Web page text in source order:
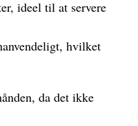
ideel til at servere
hvilket
da det ikke